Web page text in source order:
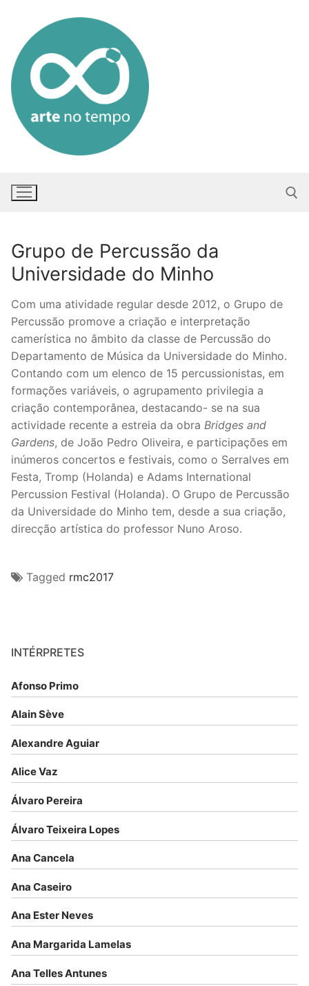
conteúdo
Grupo de Percussão da
Universidade do Minho
Com uma atividade regular desde 2012, o Grupo de
Percussão promove a criação e interpretação
camerística no âmbito da classe de Percussão do
Departamento de Música da Universidade do Minho.
Contando com um elenco de 15 percussionistas, em
formações variáveis, o agrupamento privilegia a
criação contemporânea, destacando- se na sua
actividade recente a estreia da obra Bridges and
Gardens, de João Pedro Oliveira, e participações em
inúmeros concertos e festivais, como o Serralves em
Festa, Tromp (Holanda) e Adams International
Percussion Festival (Holanda). O Grupo de Percussão
da Universidade do Minho tem, desde a sua criação,
direcção artística do professor Nuno Aroso.
Tagged rmc2017
INTÉRPRETES
Afonso Primo
Alain Sève
Alexandre Aguiar
Alice Vaz
Álvaro Pereira
Álvaro Teixeira Lopes
Ana Cancela
Ana Caseiro
Ana Ester Neves
Ana Margarida Lamelas
Ana Telles Antunes